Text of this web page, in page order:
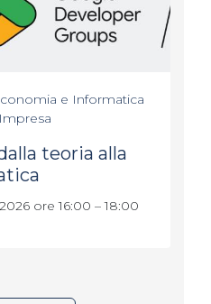
e Informatica
teoria alla
ore 16:00 – 18:00